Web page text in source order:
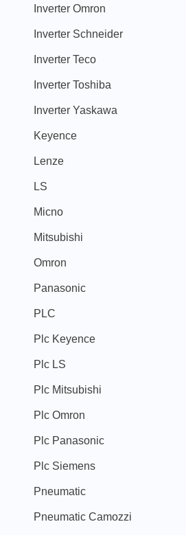
Inverter Omron
Inverter Schneider
Inverter Teco
Inverter Toshiba
Inverter Yaskawa
Keyence
Lenze
LS
Micno
Mitsubishi
Omron
Panasonic
PLC
Plc Keyence
Plc LS
Plc Mitsubishi
Plc Omron
Plc Panasonic
Plc Siemens
Pneumatic
Pneumatic Camozzi